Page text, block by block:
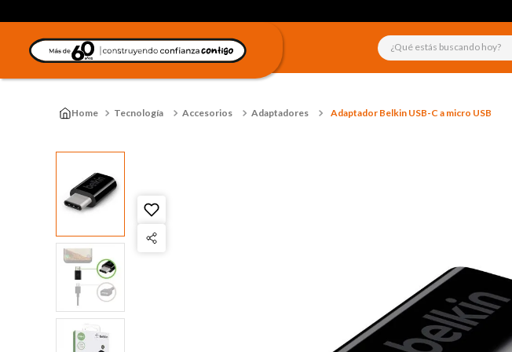
¿Qué estás buscando hoy?
Tecnología Accesorios Adaptadores Adaptador Belkin USB-C a micro USB